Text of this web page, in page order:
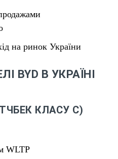
на ринок України
BYD В УКРАЇНІ
КЛАСУ C)
WLTP